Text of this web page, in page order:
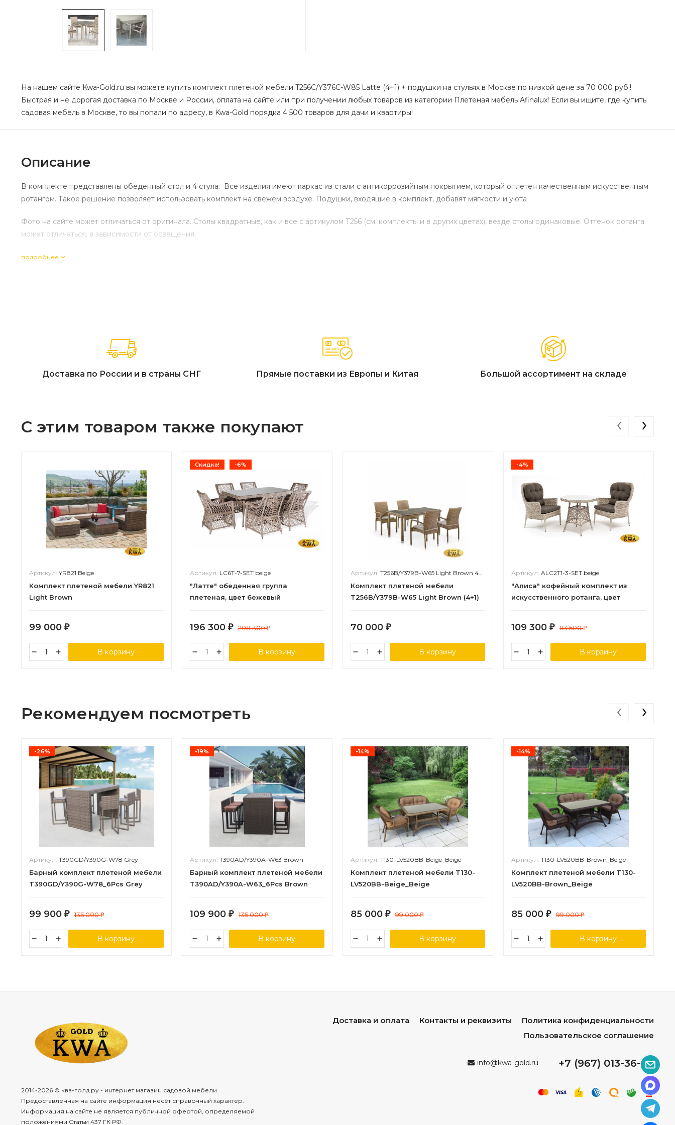
На нашем сайте Kwa-Gold.ru вы можете купить комплект плетеной мебели T256C/Y376C-W85 Latte (4+1) + подушки на стульях в Москве по низкой цене за 70 000 руб.!
Быстрая и не дорогая доставка по Москве и России, оплата на сайте или при получении любых товаров из категории Плетеная мебель Afinalux! Если вы ищите, где купить
садовая мебель в Москве, то вы попали по адресу, в Kwa-Gold порядка 4 500 товаров для дачи и квартиры!
Описание
В комплекте представлены обеденный стол и 4 стула. Все изделия имеют каркас из стали с антикоррозийным покрытием, который оплетен качественным искусственным
ротангом. Такое решение позволяет использовать комплект на свежем воздухе. Подушки, входящие в комплект, добавят мягкости и уюта
Фото на сайте может отличаться от оригинала. Столы квадратные, как и все с артикулом Т256 (см. комплекты и в других цветах), везде столы одинаковые. Оттенок ротанга
может отличаться, в зависимости от освещения.
подробнее
Доставка по России и в страны СНГ Прямые поставки из Европы и Китая Большой ассортимент на складе
С этим товаром также покупают
Артикул: YR821 Beige
Комплект плетеной мебели YR821
Light Brown
99 000 ₽
В корзину
Скидка! -6%
Артикул: LC6T-7-SET beige
"Латте" обеденная группа
плетеная, цвет бежевый
196 300 ₽ 208 300₽
В корзину
Артикул: T256B/Y379B-W65 Light Brown 4Pcs
Комплект плетеной мебели
T256B/Y379B-W65 Light Brown (4+1)
70 000 ₽
В корзину
-4%
Артикул: ALC2T1-3-SET beige
"Алиса" кофейный комплект из
искусственного ротанга, цвет
109 300 ₽ 113 500₽
В корзину
‹ ›
Рекомендуем посмотреть
-26%
Артикул: T390GD/Y390G-W78 Grey
Барный комплект плетеной мебели
T390GD/Y390G-W78_6Pcs Grey
99 900 ₽ 135 000₽
В корзину
-19%
Артикул: T390AD/Y390A-W63 Brown
Барный комплект плетеной мебели
T390AD/Y390A-W63_6Pcs Brown
109 900 ₽ 135 000₽
В корзину
-14%
Артикул: T130-LV520BB-Beige_Beige
Комплект плетеной мебели T130-
LV520BB-Beige_Beige
85 000 ₽ 99 000₽
В корзину
-14%
Артикул: T130-LV520BB-Brown_Beige
Комплект плетеной мебели T130-
LV520BB-Brown_Beige
85 000 ₽ 99 000₽
В корзину
‹ ›
2014-2026 © ква-голд.ру - интернет магазин садовой мебели
Предоставленная на сайте информация несёт справочный характер.
Информация на сайте не является публичной офертой, определяемой
положениями Статьи 437 ГК РФ.
Доставка и оплата Контакты и реквизиты
Политика конфиденциальности
Пользовательское соглашение
info@kwa-gold.ru +7 (967) 013-36-96